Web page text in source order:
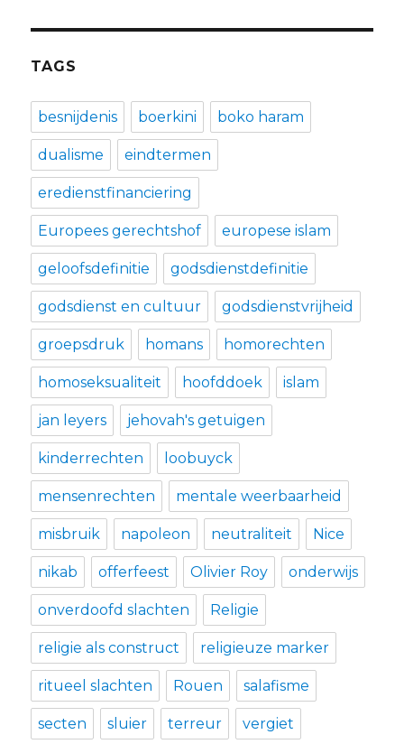
TAGS
besnijdenis boerkini boko haram
dualisme eindtermen
eredienstfinanciering
Europees gerechtshof europese islam
geloofsdefinitie godsdienstdefinitie
godsdienst en cultuur godsdienstvrijheid
groepsdruk homans homorechten
homoseksualiteit hoofddoek islam
jan leyers jehovah's getuigen
kinderrechten loobuyck
mensenrechten mentale weerbaarheid
misbruik napoleon neutraliteit Nice
nikab offerfeest Olivier Roy onderwijs
onverdoofd slachten Religie
religie als construct religieuze marker
ritueel slachten Rouen salafisme
secten sluier terreur vergiet